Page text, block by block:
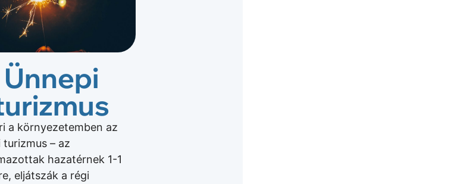
Ünnepi
a környezetemben az
turizmus – az
hazatérnek 1-1
eljátszák a régi